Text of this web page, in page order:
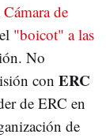
Cámara de
"boicot" a las
No
con ERC
de ERC en
de